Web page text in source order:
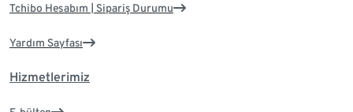
Tchibo Hesabım | Sipariş Durumu
Yardım Sayfası
Hizmetlerimiz